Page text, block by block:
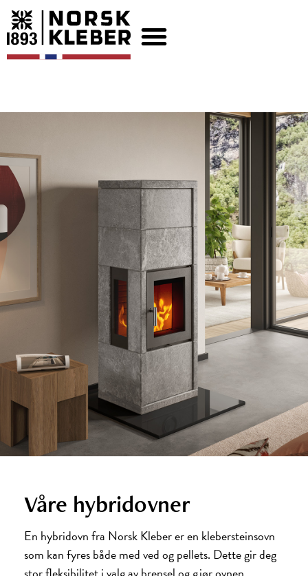
Våre hybridovner
En hybridovn fra Norsk Kleber er en klebersteinsovn
som kan fyres både med ved og pellets. Dette gir deg